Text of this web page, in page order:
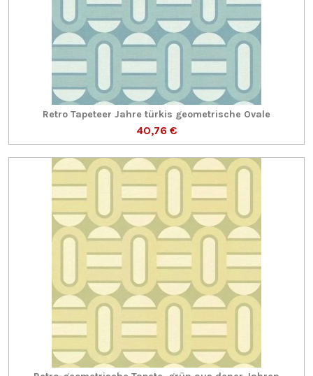
Retro Tapeteer Jahre türkis geometrische Ovale
40,76 €